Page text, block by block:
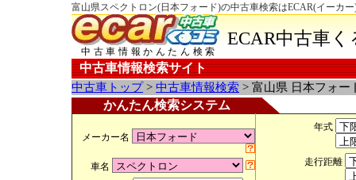
富山県スペクトロン(日本フォード)の中古車検索はECAR(イーカ
中古車情報かんたん検索
ECAR中古車
中古車情報検索サイト
中古車トップ> 中古車情報検索 > 富山県 日本フォー
かんたん検索システム
メーカー名
車名
年式
走行距離